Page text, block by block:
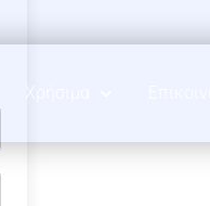
Χρήσιμα